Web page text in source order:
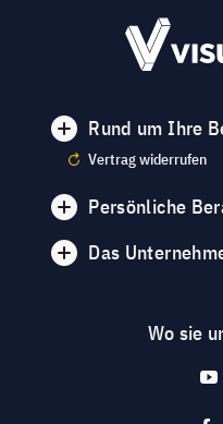
Rund um Ihre
Vertrag widerrufen
Persönliche
Das
Wo sie